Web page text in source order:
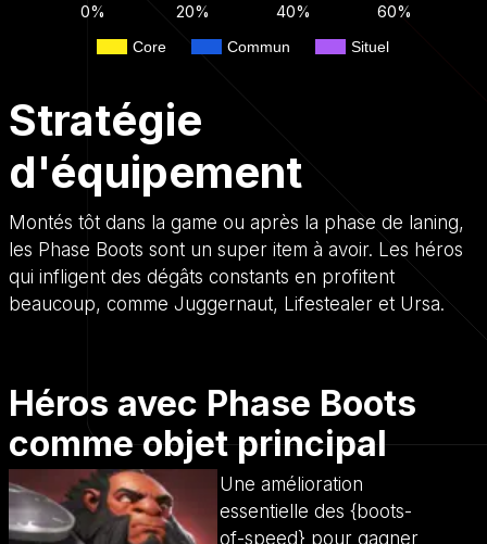
Core Commun Situel
0% 20% 40% 60%
Stratégie
d'équipement
Montés tôt dans la game ou après la phase de laning,
les Phase Boots sont un super item à avoir. Les héros
qui infligent des dégâts constants en profitent
beaucoup, comme Juggernaut, Lifestealer et Ursa.
Héros avec Phase Boots
comme objet principal
Une amélioration
essentielle des {boots-
of-speed} pour gagner